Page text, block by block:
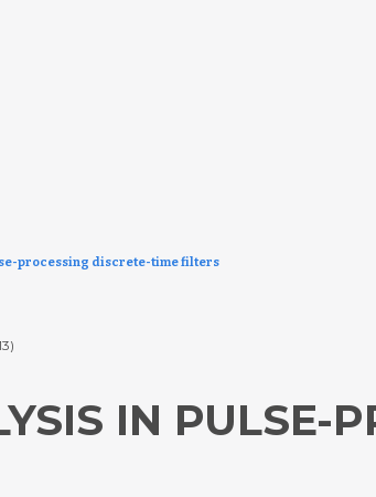
processing discrete-time filters
IN PULSE-